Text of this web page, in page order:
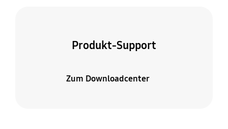
Produkt-Support
Zum Downloadcenter